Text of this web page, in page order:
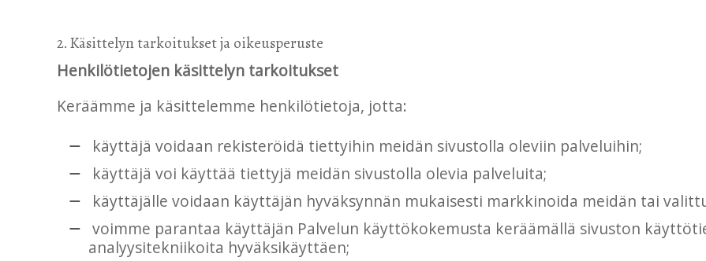
2. Käsittelyn tarkoitukset ja oikeusperuste
Henkilötietojen käsittelyn tarkoitukset
Keräämme ja käsittelemme henkilötietoja, jotta:
käyttäjä voidaan rekisteröidä tiettyihin meidän sivustolla oleviin palveluihin;
käyttäjä voi käyttää tiettyjä meidän sivustolla olevia palveluita;
käyttäjälle voidaan käyttäjän hyväksynnän mukaisesti markkinoida meidän tai
voimme parantaa käyttäjän Palvelun käyttökokemusta keräämällä sivuston
analyysitekniikoita hyväksikäyttäen;